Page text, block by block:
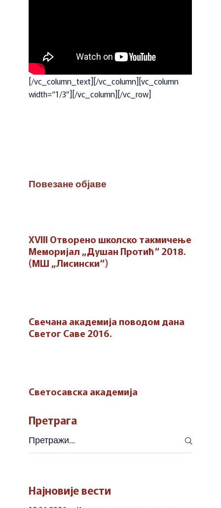
[/vc_column_text][/vc_column][vc_column
width=“1/3″][/vc_column][/vc_row]
Повезане објаве
XVIII Отворено школско такмичење
Меморијал „Душан Протић“ 2018.
(МШ „Лисински“)
Свечана академија поводом дана
Светог Саве 2016.
Светосавска академија
Претрага
Претражи
Најновије вести